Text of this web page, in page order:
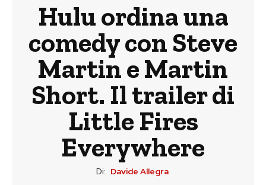
Hulu ordina una
comedy con Steve
Martin e Martin
Short. Il trailer di
Little Fires
Everywhere
Di: Davide Allegra